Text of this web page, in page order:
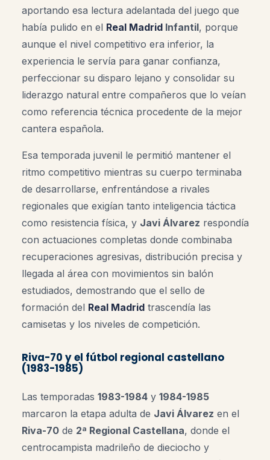
aportando esa lectura adelantada del juego que
había pulido en el Real Madrid Infantil, porque
aunque el nivel competitivo era inferior, la
experiencia le servía para ganar confianza,
perfeccionar su disparo lejano y consolidar su
liderazgo natural entre compañeros que lo veían
como referencia técnica procedente de la mejor
cantera española.
Esa temporada juvenil le permitió mantener el
ritmo competitivo mientras su cuerpo terminaba
de desarrollarse, enfrentándose a rivales
regionales que exigían tanto inteligencia táctica
como resistencia física, y Javi Álvarez respondía
con actuaciones completas donde combinaba
recuperaciones agresivas, distribución precisa y
llegada al área con movimientos sin balón
estudiados, demostrando que el sello de
formación del Real Madrid trascendía las
camisetas y los niveles de competición.
Riva-70 y el fútbol regional castellano
(1983-1985)
Las temporadas 1983-1984 y 1984-1985
marcaron la etapa adulta de Javi Álvarez en el
Riva-70 de 2ª Regional Castellana, donde el
centrocampista madrileño de dieciocho y